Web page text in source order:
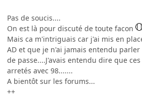
Pas de soucis....
On est là pour discuté de toute facon
Mais ca m'intriguais car j'ai mis en
AD et que je n'ai jamais entendu
de passe....J'avais entendu dire que
arretés avec 98.......
A bientôt sur les forums...
++